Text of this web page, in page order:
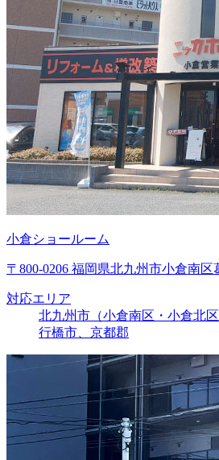
小倉ショールーム
〒800-0206 福岡県北九州市小倉南区
対応エリア
北九州市（小倉南区・小倉北
行橋市、京都郡